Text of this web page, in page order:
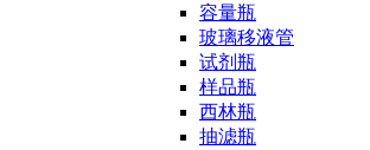
容量瓶
玻璃移液管
试剂瓶
样品瓶
西林瓶
抽滤瓶